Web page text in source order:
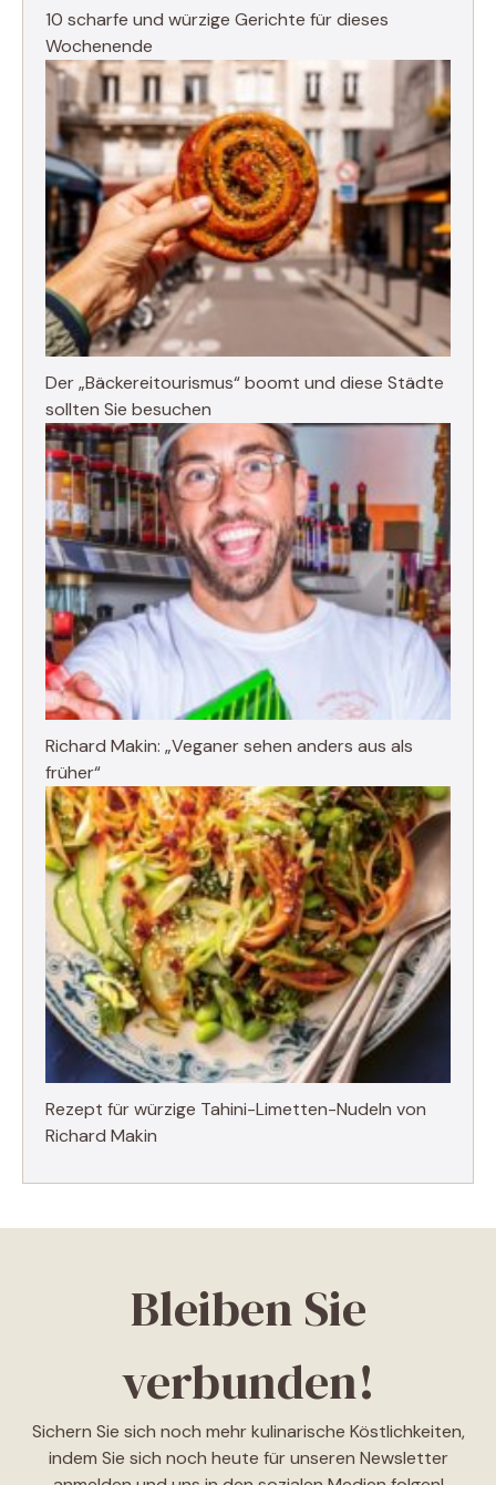
10 scharfe und würzige Gerichte für dieses
Wochenende
Der „Bäckereitourismus“ boomt und diese Städte
sollten Sie besuchen
Richard Makin: „Veganer sehen anders aus als
früher“
Rezept für würzige Tahini-Limetten-Nudeln von
Richard Makin
Bleiben Sie
verbunden!
Sichern Sie sich noch mehr kulinarische Köstlichkeiten,
indem Sie sich noch heute für unseren Newsletter